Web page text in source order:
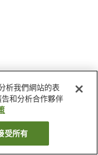
析我們網站的表
和分析合作夥伴
受所有